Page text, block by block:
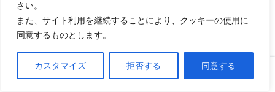
さい。
また、サイト利用を継続することにより、クッキーの使用に
同意するものとします。
カスタマイズ 拒否する 同意する